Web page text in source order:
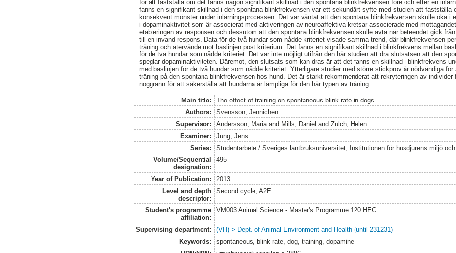
för att fastställa om det fanns någon signifikant skillnad i den spontana blinkfrekvensen före och efter en
fanns en signifikant skillnad i den spontana blinkfrekvensen var ett sekundärt syfte med studien att fastställa
konsekvent mönster under inlärningsprocessen. Det var väntat att den spontana blinkfrekvensen skulle öka i
i dopaminaktivitet som är associerat med aktiveringen av neuroaffektiva kretsar associerade med
etableringen av responsen och dessutom att den spontana blinkfrekvensen skulle avta när beteendet gick
till en invand respons. Data för de två hundar som nådde kriteriet visade samma trend, där blinkfrekvensen
träning och återvände mot baslinjen post kriterium. Det fanns en signifikant skillnad i blinkfrekvens mellan
för de två hundar som nådde kriteriet. Det var inte möjligt utifrån den här studien att dra slutsatsen att den
speglar dopaminaktiviteten. Däremot, den slutsats som kan dras är att det fanns en skillnad i blinkfrekvens
med baslinjen för de två hundar som nådde kriteriet. Ytterligare studier med större stickprov är nödvändiga
träning på den spontana blinkfrekvensen hos hund. Det är starkt rekommenderat att rekryteringen av individer
noggrann för att säkerställa att hundarna är lämpliga för den här typen av träning.
Main title:
The effect of training on spontaneous blink rate in dogs
Authors:
Svensson, Jennichen
Supervisor:
Andersson, Mariaand Mills, Daniel and Zulch, Helen
Examiner:
Jung, Jens
Series:
Studentarbete / Sveriges lantbruksuniversitet, Institutionen för husdjurens miljö
Volume/Sequential
designation:
495
Year of Publication:
2013
Level and depth
descriptor:
Second cycle, A2E
Student's programme
affiliation:
VM003 Animal Science - Master's Programme 120 HEC
Supervising department:
(VH) > Dept. of Animal Environment and Health (until 231231)
Keywords:
spontaneous, blink rate, dog, training, dopamine